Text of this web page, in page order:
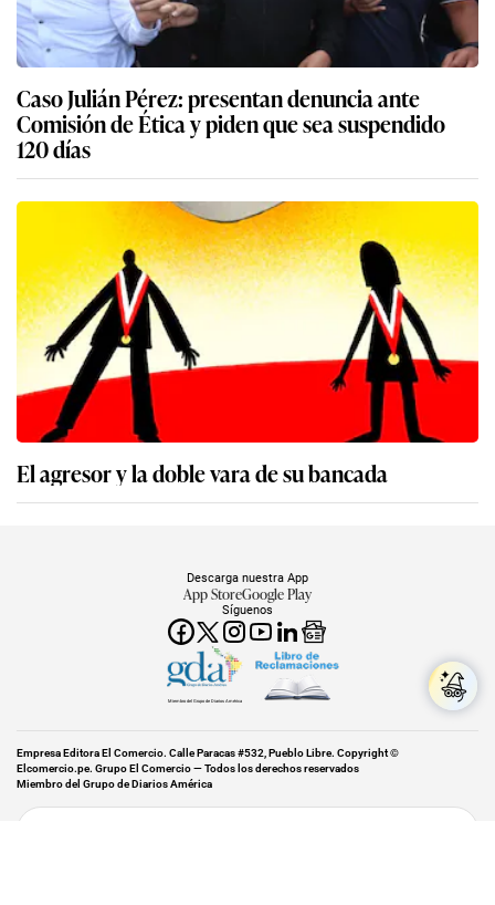
Caso Julián Pérez: presentan denuncia ante
Comisión de Ética y piden que sea suspendido
120 días
El agresor y la doble vara de su bancada
Síguenos
Descarga nuestra App
App StoreGoogle Play
Miembro del Grupo de Diarios América
Empresa Editora El Comercio. Calle Paracas #532, Pueblo Libre. Copyright ©
Elcomercio.pe. Grupo El Comercio — Todos los derechos reservados
Miembro del Grupo de Diarios América